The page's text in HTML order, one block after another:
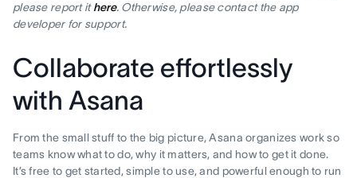
please report ithere. Otherwise, please contact the app
developer for support.
Collaborate effortlessly
with Asana
From the small stuff to the big picture, Asana organizes work so
teams know what to do, why it matters, and how to get it done.
It’s free to get started, simple to use, and powerful enough to run